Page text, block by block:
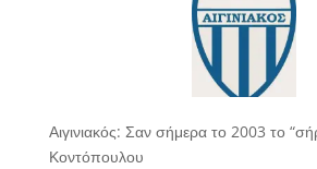
Αιγινιακός: Σαν σήμερα το 2003 το
Κοντόπουλου